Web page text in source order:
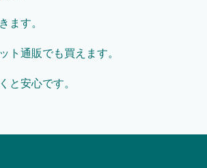
ます。
ト通販でも買えます。
と安心です。